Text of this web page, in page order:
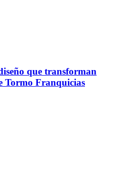
que transforman
Tormo Franquicias